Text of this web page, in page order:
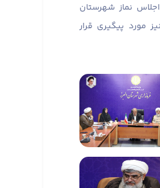
اجلاس نماز شهرستان
نیز مورد پیگیری قرار